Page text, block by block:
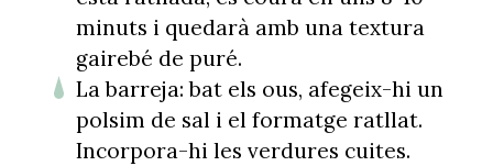
minuts i quedarà amb una textura
gairebé de puré.
La barreja: bat els ous, afegeix-hi un
polsim de sal i el formatge ratllat.
Incorpora-hi les verdures cuites.